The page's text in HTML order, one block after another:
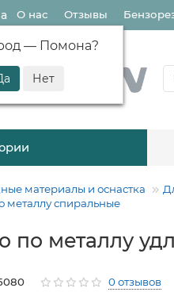
— Помона?
О нас Отзывы
материалы и оснастка
металлу спиральные
по металлу
0 отзывов